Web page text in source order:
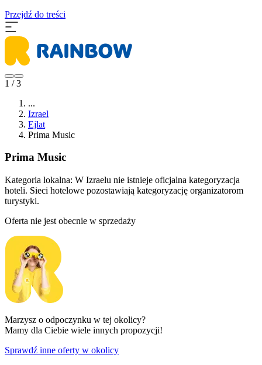
Przejdź do treści
1 / 3
...
Izrael
Ejlat
Prima Music
Prima Music
Kategoria lokalna: W Izraelu nie istnieje oficjalna kategoryzacja
hoteli. Sieci hotelowe pozostawiają kategoryzację organizatorom
turystyki.
Oferta nie jest obecnie w sprzedaży
Marzysz o odpoczynku w tej okolicy?
Mamy dla Ciebie wiele innych propozycji!
Sprawdź inne oferty w okolicy